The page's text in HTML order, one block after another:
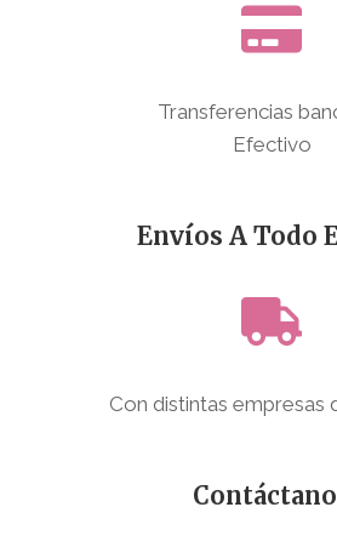
Transferencias
Efectivo
Envíos A Todo
Con distintas empresas